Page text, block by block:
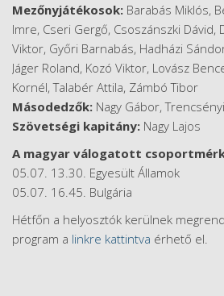
Mezőnyjátékosok: Barabás Miklós,
Imre, Cseri Gergő, Csoszánszki Dávid,
Viktor, Győri Barnabás, Hadházi
Jáger Roland, Kozó Viktor, Lovász
Kornél, Talabér Attila, Zámbó Tibor
Másodedzők: Nagy Gábor,
Szövetségi kapitány: Nagy Lajos
A magyar válogatott
05.07. 13.30. Egyesült Államok
05.07. 16.45. Bulgária
Hétfőn a helyosztók kerülnek
program a linkre kattintva érhető el.